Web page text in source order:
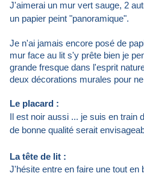
J'aimerai un mur vert sauge, 2
un papier peint "panoramique".
Je n'ai jamais encore posé de
mur face au lit s'y prête bien je
grande fresque dans l'esprit
deux décorations murales pour
Le placard :
Il est noir aussi ... je suis en train
de bonne qualité serait
La tête de lit :
J'hésite entre en faire une tout en